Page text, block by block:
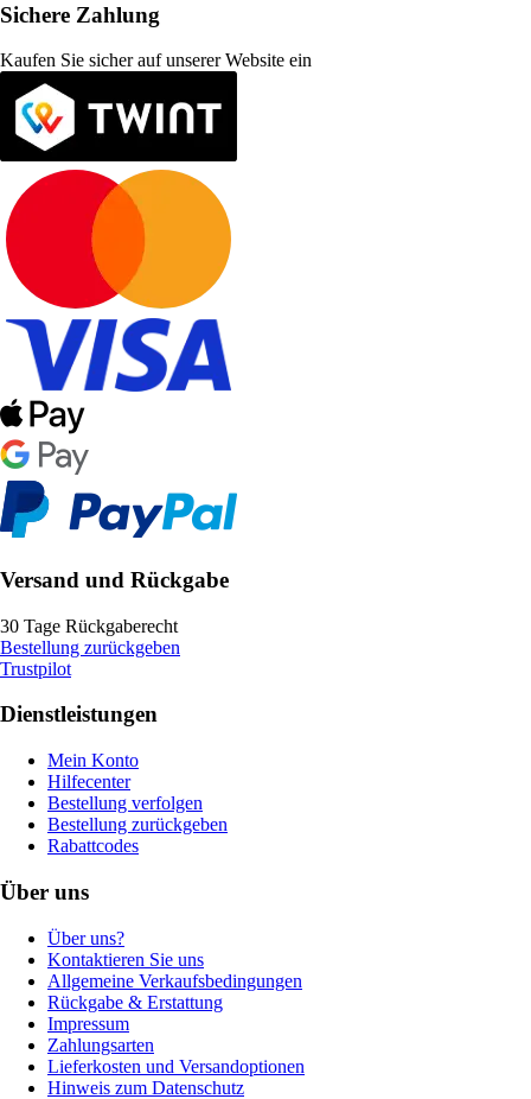
Sichere Zahlung
Kaufen Sie sicher auf unserer Website ein
Versand und Rückgabe
30 Tage Rückgaberecht
Bestellung zurückgeben
Trustpilot
Dienstleistungen
Mein Konto
Hilfecenter
Bestellung verfolgen
Bestellung zurückgeben
Rabattcodes
Über uns
Über uns?
Kontaktieren Sie uns
Allgemeine Verkaufsbedingungen
Rückgabe & Erstattung
Impressum
Zahlungsarten
Lieferkosten und Versandoptionen
Hinweis zum Datenschutz